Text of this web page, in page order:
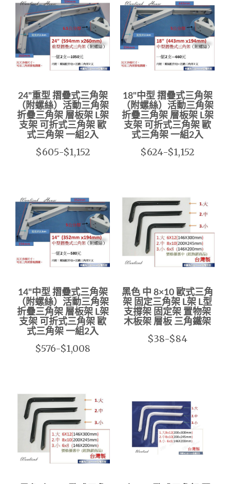
24"重型 摺疊式三角架
（附螺絲）活動三角架
折疊三角架 層板架 L架
支架 可折式三角架 歐
式三角架 一組2入
$605-$1,152
18"中型 摺疊式三角架
（附螺絲）活動三角架
折疊三角架 層板架 L架
支架 可折式三角架 歐
式三角架 一組2入
$624-$1,152
14"中型 摺疊式三角架
（附螺絲）活動三角架
折疊三角架 層板架 L架
支架 可折式三角架 歐
式三角架 一組2入
$576-$1,008
黑色 中 8×10 歐式三角
架 固定三角架 L架 L型
支撐架 固定架 置物架
木板架 層板 三角鐵架
$38-$84